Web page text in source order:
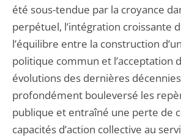
été sous-tendue par la croyance
perpétuel, l’intégration croissante
l’équilibre entre la construction
politique commun et l’acceptation
évolutions des dernières
profondément bouleversé les
publique et entraîné une perte de
capacités d’action collective au